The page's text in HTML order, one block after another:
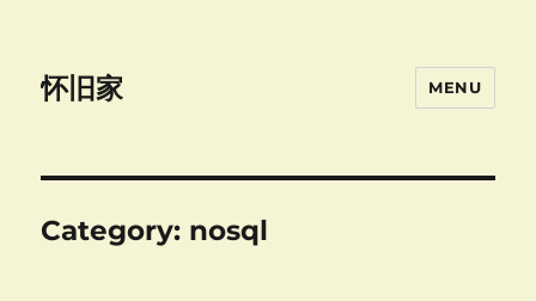
怀旧家 MENU
Category: nosql